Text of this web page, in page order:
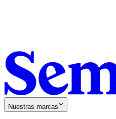
Nuestras marcas